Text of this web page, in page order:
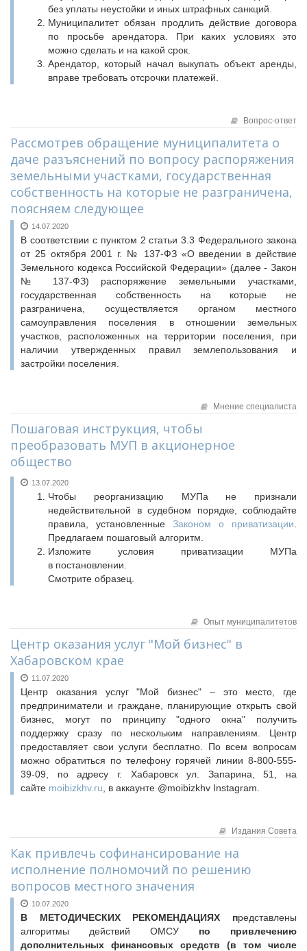
без уплаты неустойки и иных штрафных санкций.
Муниципалитет обязан продлить действие договора
по просьбе арендатора. При каких условиях это
можно сделать и на какой срок.
Арендатор, который начал выкупать объект аренды,
вправе требовать отсрочки платежей.
Вопрос-ответ
Рассмотрев обращение муниципалитета о
даче разъяснений по вопросу распоряжения
земельными участками, государственная
собственность на которые не разграничена,
поясняем следующее
14.07.2020
В соответствии с пунктом 2 статьи 3.3 Федерального закона
от 25 октября 2001 г. № 137-ФЗ «О введении в действие
Земельного кодекса Российской Федерации» (далее - Закон
№ 137-ФЗ) распоряжение земельными участками,
государственная собственность на которые не
разграничена, осуществляется органом местного
самоуправления поселения в отношении земельных
участков, расположенных на территории поселения, при
наличии утвержденных правил землепользования и
застройки поселения.
Мнение специалиста
Пошаговая инструкция, чтобы
преобразовать МУП в акционерное
общество
13.07.2020
Чтобы реорганизацию МУПа не признали
недействительной в судебном порядке, соблюдайте
правила, установленные Законом о приватизации
Предлагаем пошаговый алгоритм.
Изложите условия приватизации МУПа
в постановлении.
Смотрите образец.
Опыт муниципалитетов
Центр оказания услуг "Мой бизнес" в
Хабаровском крае
11.07.2020
Центр оказания услуг "Мой бизнес" – это место, где
предприниматели и граждане, планирующие открыть свой
бизнес, могут по принципу "одного окна" получить
поддержку сразу по нескольким направлениям. Центр
предоставляет свои услуги бесплатно. По всем вопросам
можно обратиться по телефону горячей линии 8-800-555-
39-09, по адресу г. Хабаровск ул. Запарина, 51, на
сайте moibizkhv.ru , в аккаунте @moibizkhv Instagram.
Издания Совета
Как привлечь софинансирование на
исполнение полномочий по решению
вопросов местного значения
10.07.2020
В МЕТОДИЧЕСКИХ РЕКОМЕНДАЦИЯХ представлены
алгоритмы действий ОМСУ по привлечению
дополнительных финансовых средств (в том числе